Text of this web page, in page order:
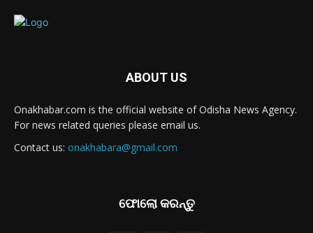
ABOUT US
Onakhabar.com is the official website of Odisha News Agency.
For news related queries please email us.
Contact us: onakhabara@gmail.com
ଫୋଲୋ କରନ୍ତୁ